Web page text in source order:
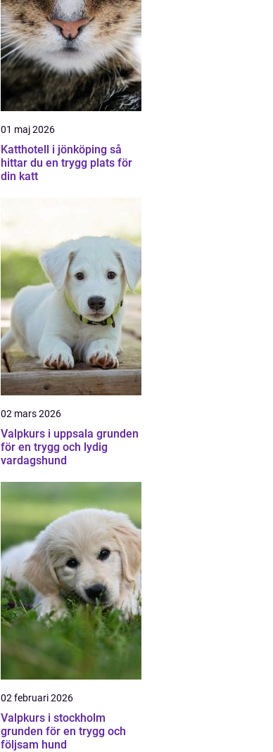
01 maj 2026
Katthotell i jönköping så
hittar du en trygg plats för
din katt
02 mars 2026
Valpkurs i uppsala grunden
för en trygg och lydig
vardagshund
02 februari 2026
Valpkurs i stockholm
grunden för en trygg och
följsam hund